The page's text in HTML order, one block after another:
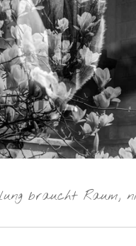
braucht Raum,